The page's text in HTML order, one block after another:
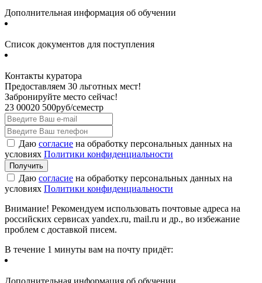
Дополнительная информация об обучении
Список документов для поступления
Контакты куратора
Предоставляем 30 льготных мест!
Забронируйте место сейчас!
23 00020 500руб/семестр
Даю согласие на обработку персональных данных на
условиях Политики конфиденциальности
Даю согласие на обработку персональных данных на
условиях Политики конфиденциальности
Внимание! Рекомендуем использовать почтовые адреса на
российских сервисах yandex.ru, mail.ru и др., во избежание
проблем с доставкой писем.
В течение 1 минуты вам на почту придёт:
Дополнительная информация об обучении